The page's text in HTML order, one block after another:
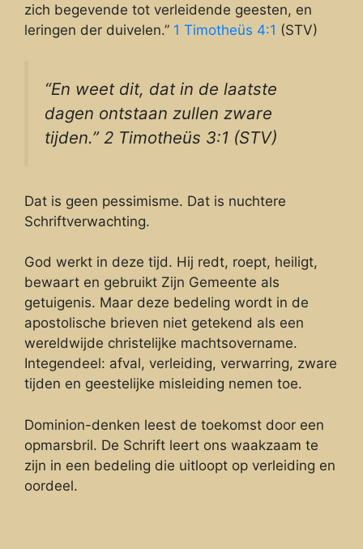
zich begevende tot verleidende geesten, en
leringen der duivelen.” 1 Timotheüs 4:1 (STV)
“En weet dit, dat in de laatste
dagen ontstaan zullen zware
tijden.” 2 Timotheüs 3:1 (STV)
Dat is geen pessimisme. Dat is nuchtere
Schriftverwachting.
God werkt in deze tijd. Hij redt, roept, heiligt,
bewaart en gebruikt Zijn Gemeente als
getuigenis. Maar deze bedeling wordt in de
apostolische brieven niet getekend als een
wereldwijde christelijke machtsovername.
Integendeel: afval, verleiding, verwarring, zware
tijden en geestelijke misleiding nemen toe.
Dominion-denken leest de toekomst door een
opmarsbril. De Schrift leert ons waakzaam te
zijn in een bedeling die uitloopt op verleiding en
oordeel.